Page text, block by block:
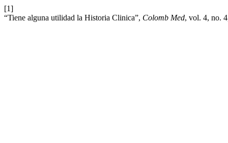
[1]
“Tiene alguna utilidad la Historia Clinica”, Colomb Med, vol. 4, no.